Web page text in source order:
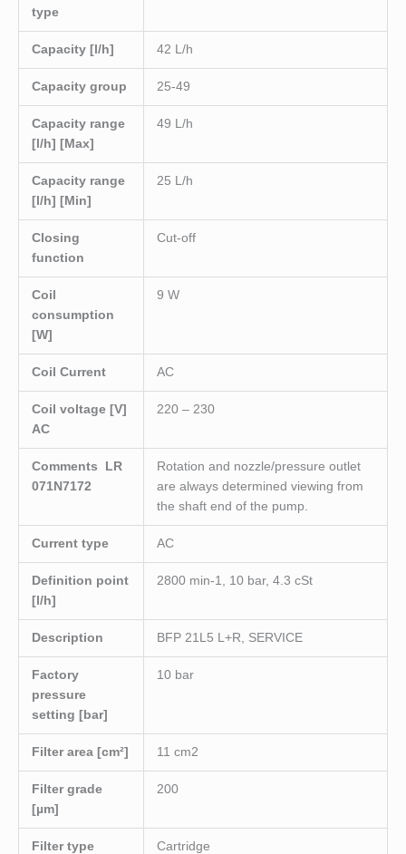
type
Capacity [l/h] 42 L/h
Capacity group 25-49
Capacity range
[l/h] [Max]
49 L/h
Capacity range
[l/h] [Min]
25 L/h
Closing
function
Cut-off
Coil
consumption
[W]
9 W
Coil Current AC
Coil voltage [V]
AC
220 – 230
Comments LR
071N7172
Rotation and nozzle/pressure outlet
are always determined viewing from
the shaft end of the pump.
Current type AC
Definition point
[l/h]
2800 min-1, 10 bar, 4.3 cSt
Description BFP 21L5 L+R, SERVICE
Factory
pressure
setting [bar]
10 bar
Filter area [cm²] 11 cm2
Filter grade
[µm]
200
Filter type Cartridge